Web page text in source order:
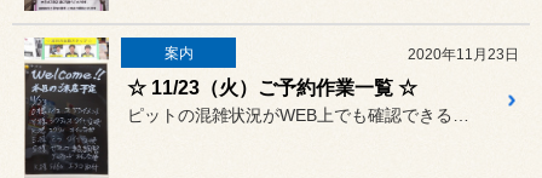
案内 2020年11月23日
☆ 11/23（火）ご予約作業一覧 ☆